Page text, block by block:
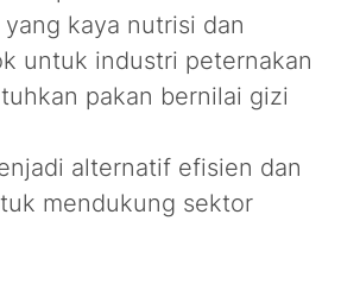
kaya nutrisi dan
untuk industri peternakan
pakan bernilai gizi
alternatif efisien dan
mendukung sektor